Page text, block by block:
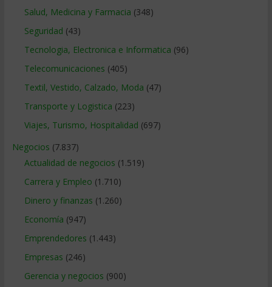
Salud, Medicina y Farmacia (348)
Seguridad (43)
Tecnologia, Electronica e Informatica (96)
Telecomunicaciones (405)
Textil, Vestido, Calzado, Moda (47)
Transporte y Logistica (223)
Viajes, Turismo, Hospitalidad (697)
Negocios (7.837)
Actualidad de negocios (1.519)
Carrera y Empleo (1.710)
Dinero y finanzas (1.260)
Economía (947)
Emprendedores (1.443)
Empresas (246)
Gerencia y negocios (900)